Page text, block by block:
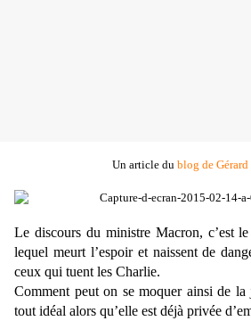
Un article du blog de
Le discours du ministre Macron, c’est
lequel meurt l’espoir et naissent de
ceux qui tuent les Charlie.
Comment peut on se moquer ainsi de la
tout idéal alors qu’elle est déjà privée